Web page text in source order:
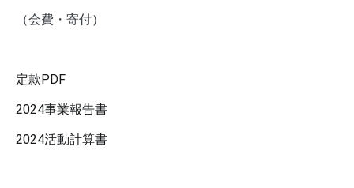
（会費・寄付）
定款PDF
2024事業報告書
2024活動計算書